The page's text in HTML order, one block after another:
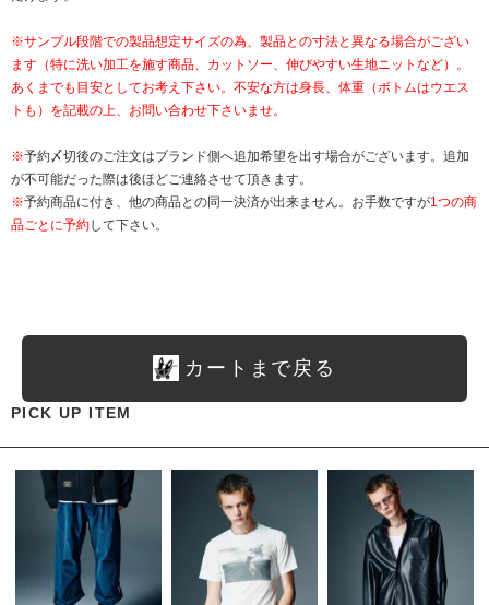
※サンプル段階での製品想定サイズの為、製品との寸法と異なる場合がござい
ます（特に洗い加工を施す商品、カットソー、伸びやすい生地ニットなど）。
あくまでも目安としてお考え下さい。不安な方は身長、体重（ボトムはウエス
トも）を記載の上、お問い合わせ下さいませ。
※予約〆切後のご注文はブランド側へ追加希望を出す場合がございます。追加
が不可能だった際は後ほどご連絡させて頂きます。
※予約商品に付き、他の商品との同一決済が出来ません。お手数ですが1つの商
品ごとに予約して下さい。
カートまで戻る
PICK UP ITEM